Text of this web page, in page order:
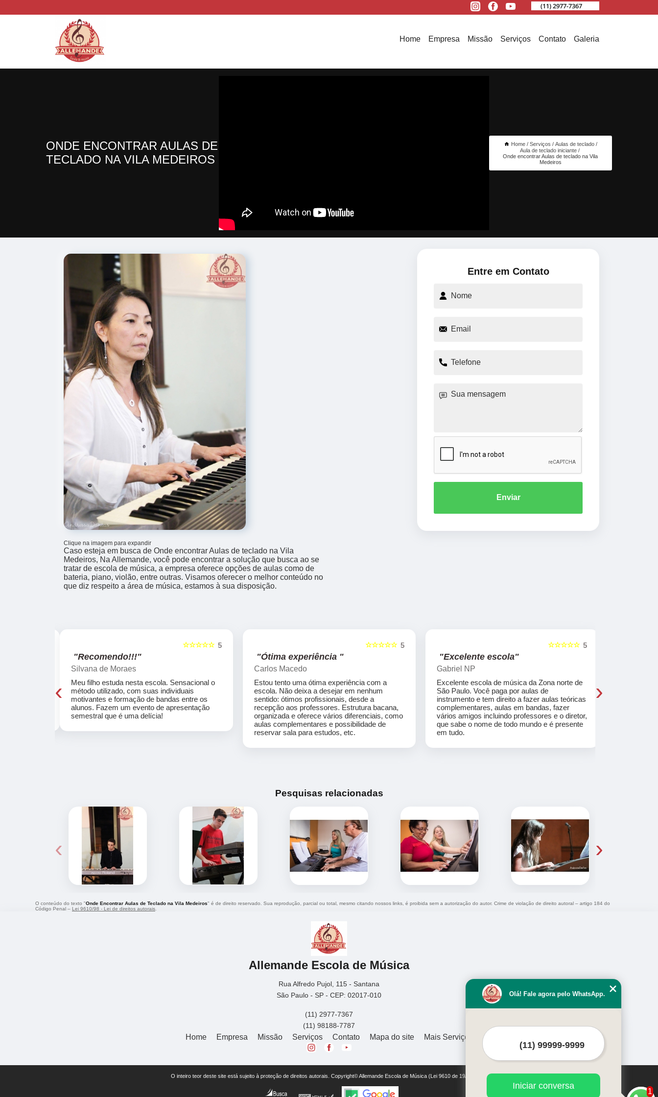
(11) 2977-7367
Home Empresa Missão Serviços Contato Galeria
ONDE ENCONTRAR AULAS DE
TECLADO NA VILA MEDEIROS
Home Serviços
Aulas de teclado
Aula de teclado iniciante
Onde encontrar Aulas de teclado na Vila
Medeiros
Clique na imagem para expandir
Caso esteja em busca de Onde encontrar Aulas de teclado na Vila
Medeiros, Na Allemande, você pode encontrar a solução que busca ao se
tratar de escola de música, a empresa oferece opções de aulas como de
bateria, piano, violão, entre outras. Visamos oferecer o melhor conteúdo no
que diz respeito a área de música, estamos à sua disposição.
Entre em Contato
Enviar
5
☆☆☆☆☆
"Recomendo!!!"
Silvana de Moraes
Meu filho estuda nesta escola. Sensacional o
método utilizado, com suas individuais
motivantes e formação de bandas entre os
alunos. Fazem um evento de apresentação
semestral que é uma delícia!
5
☆☆☆☆☆
"Ótima experiência "
Carlos Macedo
Estou tento uma ótima experiência com a
escola. Não deixa a desejar em nenhum
sentido: ótimos profissionais, desde a
recepção aos professores. Estrutura bacana,
organizada e oferece vários diferenciais, como
aulas complementares e possibilidade de
reservar sala para estudos, etc.
5
☆☆☆☆☆
"Excelente escola"
Gabriel NP
Excelente escola de música da Zona norte de
São Paulo. Você paga por aulas de
instrumento e tem direito a fazer aulas teóricas
complementares, aulas em bandas, fazer
vários amigos incluindo professores e o diretor,
que sabe o nome de todo mundo e é presente
em tudo.
‹ ›
Pesquisas relacionadas
‹ ›
O conteúdo do texto "Onde Encontrar Aulas de Teclado na Vila Medeiros" é de direito reservado. Sua reprodução, parcial ou total, mesmo citando nossos links, é proibida sem a autorização do autor. Crime de violação de direito autoral – artigo 184 do
Código Penal – Lei 9610/98 - Lei de direitos autorais
Allemande Escola de Música
Rua Alfredo Pujol, 115 - Santana
São Paulo - SP - CEP: 02017-010
(11) 2977-7367
(11) 98188-7787
Home Empresa Missão Serviços Contato Mapa do site Mais Serviços
O inteiro teor deste site está sujeito à proteção de direitos autorais. Copyright© Allemande Escola de Música (Lei 9610 de 19/02/1998)
1
Olá! Fale agora pelo WhatsApp.
Iniciar conversa